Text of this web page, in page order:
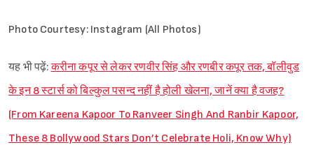
Photo Courtesy: Instagram (All Photos)
यह भी पढ़ें:करीना कपूर से लेकर रणवीर सिंह और रणबीर कपूर तक, बॉलीवुड
के इन 8 स्टार्स को बिल्कुल पसन्द नहीं है होली खेलना, जानें क्या है वजह?
(From Kareena Kapoor To Ranveer Singh And Ranbir Kapoor,
These 8 Bollywood Stars Don’t Celebrate Holi, Know Why)